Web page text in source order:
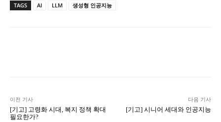
TAGS AI LLM 생성형 인공지능
이전 기사
[기고] 고령화 시대, 복지 정책 확대
필요한가?
다음 기사
[기고] 시니어 세대와 인공지능